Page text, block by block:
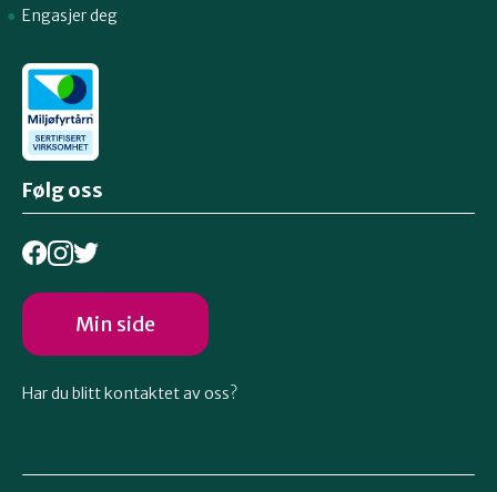
Engasjer deg
Følg oss
Min side
Har du blitt kontaktet av oss?